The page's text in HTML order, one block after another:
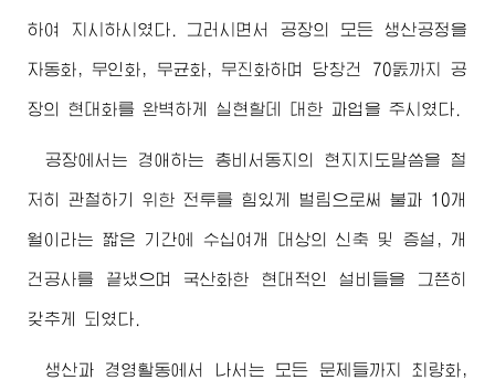
하여 지시하시였다. 그러시면서 공장의 모든 생산공정을
자동화, 무인화, 무균화, 무진화하며 당창건 70돐까지 공
장의 현대화를 완벽하게 실현할데 대한 과업을 주시였다.
공장에서는 경애하는 총비서동지 의 현지지도말씀을 철
저히 관철하기 위한 전투를 힘있게 벌림으로써 불과 10개
월이라는 짧은 기간에 수십여개 대상의 신축 및 증설, 개
건공사를 끝냈으며 국산화한 현대적인 설비들을 그쯘히
갖추게 되였다.
생산과 경영활동에서 나서는 모든 문제들까지 최량화,